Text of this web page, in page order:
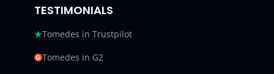
TESTIMONIALS
Tomedes in Trustpilot
Tomedes in G2